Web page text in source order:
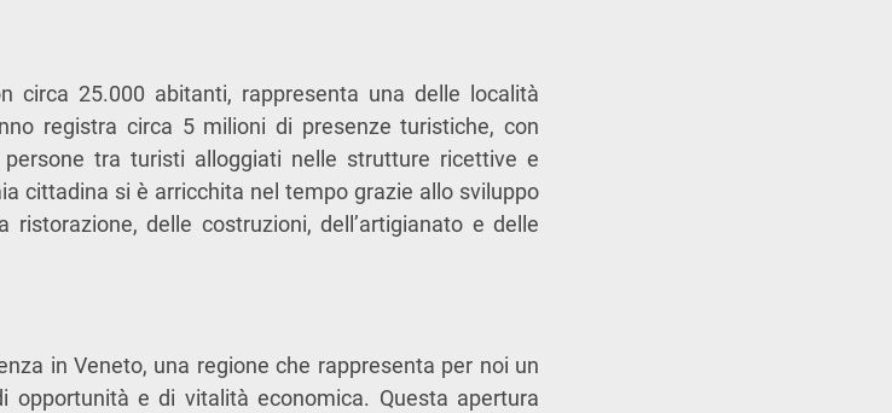
circa 25.000 abitanti, rappresenta una delle località
registra circa 5 milioni di presenze turistiche, con
tra turisti alloggiati nelle strutture ricettive e
cittadina si è arricchita nel tempo grazie allo sviluppo
delle costruzioni, dell’artigianato e delle
in Veneto, una regione che rappresenta per noi un
opportunità e di vitalità economica. Questa apertura